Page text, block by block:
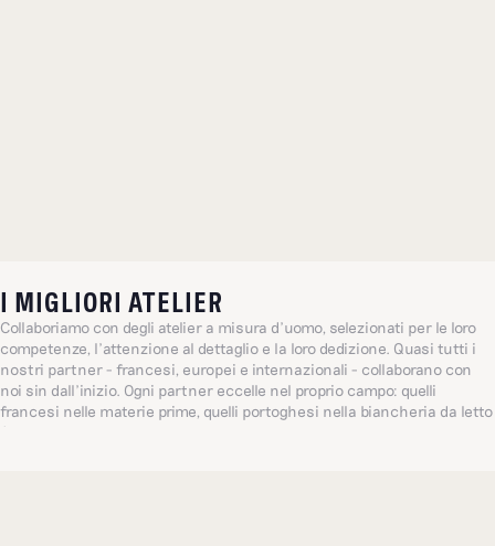
I MIGLIORI ATELIER
Collaboriamo con degli atelier a misura d’uomo, selezionati per le loro
competenze, l’attenzione al dettaglio e la loro dedizione. Quasi tutti i
nostri partner - francesi, europei e internazionali - collaborano con
noi sin dall’inizio. Ogni partner eccelle nel proprio campo: quelli
francesi nelle materie prime, quelli portoghesi nella biancheria da letto
(un’azienda centenaria a conduzione familiare, punto di riferimento